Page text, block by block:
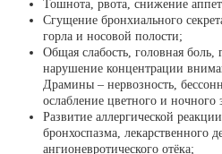
Тошнота, рвота, снижение
Сгущение бронхиального
горла и носовой полости;
Общая слабость, головная боль,
нарушение концентрации
Драмины – нервозность,
ослабление цветного и ночного
Развитие аллергической
бронхоспазма, лекарственного
ангионевротического отёка;